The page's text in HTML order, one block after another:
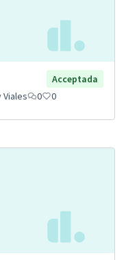
Acceptada
Viales 0 0